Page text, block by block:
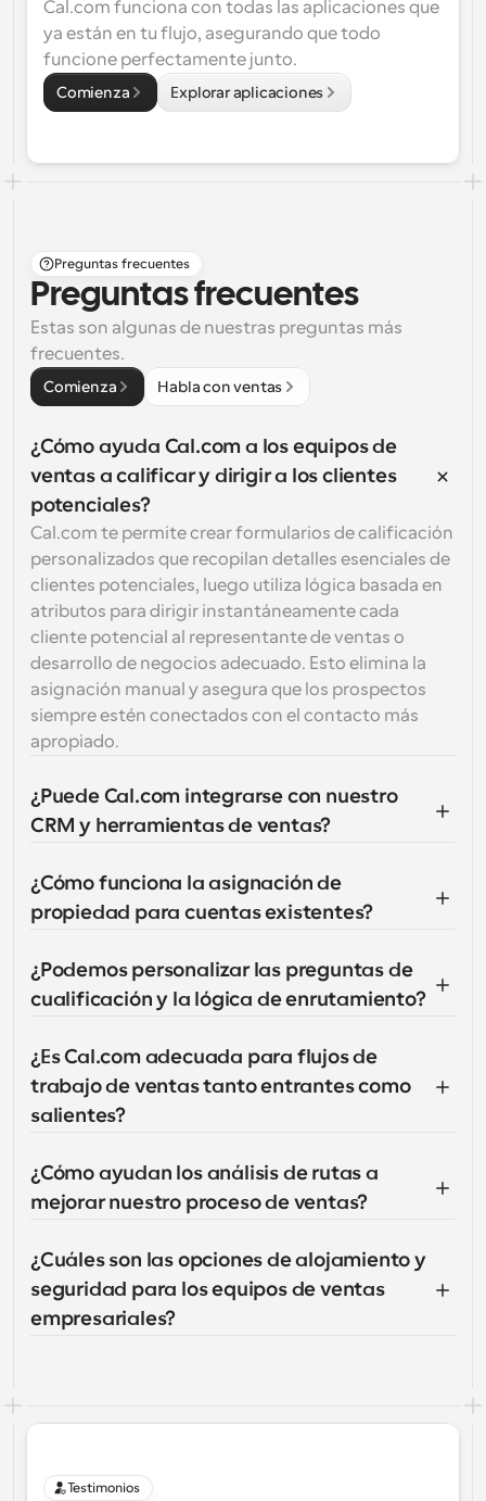
Cal.com funciona con todas las aplicaciones que
ya están en tu flujo, asegurando que todo
funcione perfectamente junto.
Comienza Explorar aplicaciones
Preguntas frecuentes
Preguntas frecuentes
Estas son algunas de nuestras preguntas más
frecuentes.
Comienza Habla con ventas
¿Cómo ayuda Cal.com a los equipos de
ventas a calificar y dirigir a los clientes
potenciales?
Cal.com te permite crear formularios de calificación
personalizados que recopilan detalles esenciales de
clientes potenciales, luego utiliza lógica basada en
atributos para dirigir instantáneamente cada
cliente potencial al representante de ventas o
desarrollo de negocios adecuado. Esto elimina la
asignación manual y asegura que los prospectos
siempre estén conectados con el contacto más
apropiado.
¿Puede Cal.com integrarse con nuestro
CRM y herramientas de ventas?
¿Cómo funciona la asignación de
propiedad para cuentas existentes?
¿Podemos personalizar las preguntas de
cualificación y la lógica de enrutamiento?
¿Es Cal.com adecuada para flujos de
trabajo de ventas tanto entrantes como
salientes?
¿Cómo ayudan los análisis de rutas a
mejorar nuestro proceso de ventas?
¿Cuáles son las opciones de alojamiento y
seguridad para los equipos de ventas
empresariales?
Testimonios